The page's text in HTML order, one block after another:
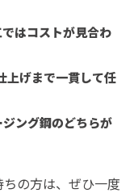
はコストが見合わ
上げまで一貫して任
ジング鋼のどちらが
の方は、ぜひ一度